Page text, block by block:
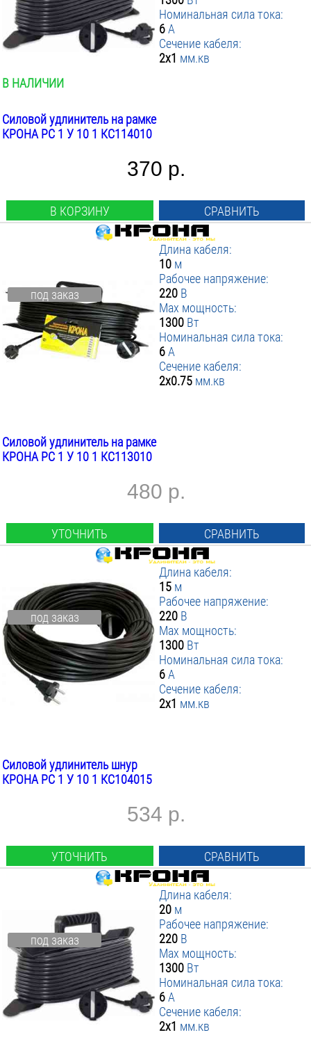
Номинальная сила тока:
6А
Сечение кабеля:
2х1 мм.кв
В НАЛИЧИИ
Силовой удлинитель на рамке
КРОНА РС 1 У 10 1 КС114010
370 р.
В КОРЗИНУ СРАВНИТЬ
под заказ
Длина кабеля:
10 м
Рабочее напряжение:
220 В
Max мощность:
1300 Вт
Номинальная сила тока:
6А
Сечение кабеля:
2х0.75 мм.кв
Силовой удлинитель на рамке
КРОНА РС 1 У 10 1 КС113010
480 р.
УТОЧНИТЬ СРАВНИТЬ
под заказ
Длина кабеля:
15 м
Рабочее напряжение:
220 В
Max мощность:
1300 Вт
Номинальная сила тока:
6А
Сечение кабеля:
2х1 мм.кв
Силовой удлинитель шнур
КРОНА РС 1 У 10 1 КС104015
534 р.
УТОЧНИТЬ СРАВНИТЬ
под заказ
Длина кабеля:
20 м
Рабочее напряжение:
220 В
Max мощность:
1300 Вт
Номинальная сила тока:
6А
Сечение кабеля:
2х1 мм.кв